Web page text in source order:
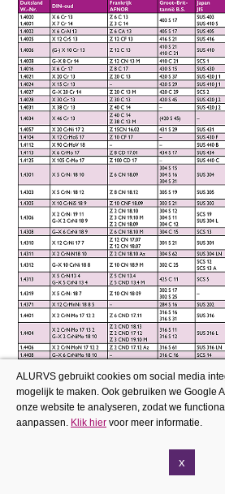
ALURVS gebruikt cookies om social media
mogelijk te maken. Ook gebruiken we Google
onze website te analyseren, zodat we
aanpassen. Klik hier voor meer informatie.
x